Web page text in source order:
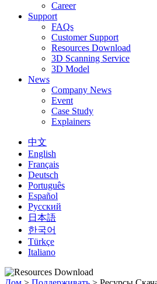
Career
Support
FAQs
Customer Support
Resources Download
3D Scanning Service
3D Model
News
Company News
Event
Case Study
Explainers
中文
English
Français
Deutsch
Português
Español
Русский
日本語
한국어
Türkçe
Italiano